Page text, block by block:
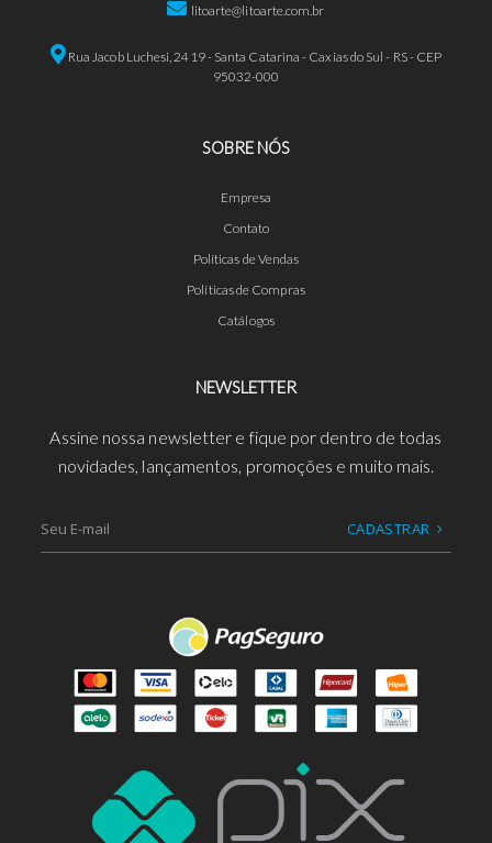
litoarte@litoarte.com.br
Rua Jacob Luchesi, 2419 - Santa Catarina - Caxias do Sul - RS - CEP
95032-000
SOBRE NÓS
Empresa
Contato
Políticas de Vendas
Políticas de Compras
Catálogos
NEWSLETTER
Assine nossa newsletter e fique por dentro de todas
novidades, lançamentos, promoções e muito mais.
CADASTRAR